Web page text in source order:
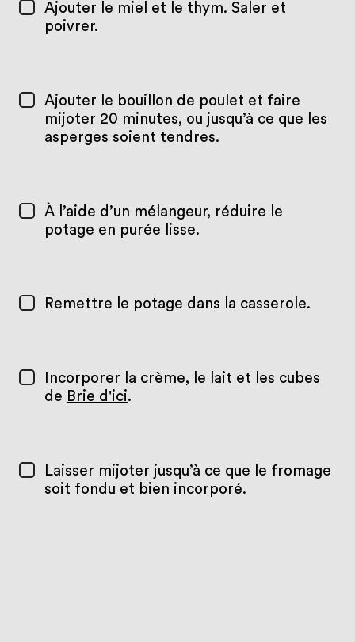
Ajouter le miel et le thym. Saler et
poivrer.
Ajouter le bouillon de poulet et faire
mijoter 20 minutes, ou jusqu’à ce que les
asperges soient tendres.
À l’aide d’un mélangeur, réduire le
potage en purée lisse.
Remettre le potage dans la casserole.
Incorporer la crème, le lait et les cubes
de Brie d'ici.
Laisser mijoter jusqu’à ce que le fromage
soit fondu et bien incorporé.